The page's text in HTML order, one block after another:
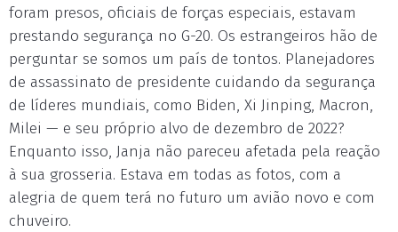
foram presos, oficiais de forças especiais, estavam
prestando segurança no G-20. Os estrangeiros hão de
perguntar se somos um país de tontos. Planejadores
de assassinato de presidente cuidando da segurança
de líderes mundiais, como Biden, Xi Jinping, Macron,
Milei — e seu próprio alvo de dezembro de 2022?
Enquanto isso, Janja não pareceu afetada pela reação
à sua grosseria. Estava em todas as fotos, com a
alegria de quem terá no futuro um avião novo e com
chuveiro.